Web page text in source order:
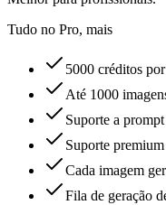
Tudo no Pro, mais
5000 créditos
Até 1000
Suporte a
Suporte premium
Cada imagem
Fila de geração